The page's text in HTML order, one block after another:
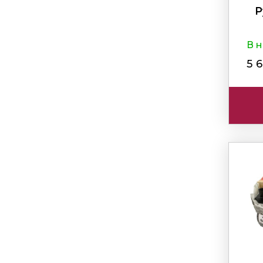
В
5